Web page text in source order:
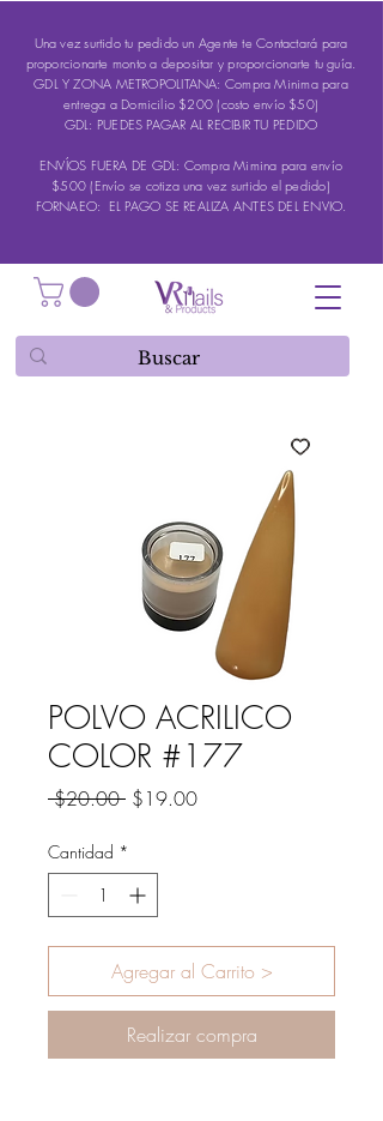
Una vez surtido tu pedido un Agente te Contactará para
proporcionarte monto a depositar y proporcionarte tu guía.
GDL Y ZONA METROPOLITANA: Compra Minima para
entrega a Domicilio $200 (costo envío $50)
GDL: PUEDES PAGAR AL RECIBIR TU PEDIDO
ENVÍOS FUERA DE GDL: Compra Mimina para envío
$500 (Envío se cotiza una vez surtido el pedido)
FORNAEO: EL PAGO SE REALIZA ANTES DEL ENVIO.
POLVO ACRILICO
COLOR #177
$20.00 Precio
$19.00Precio
Cantidad *
Agregar al Carrito >
Realizar compra